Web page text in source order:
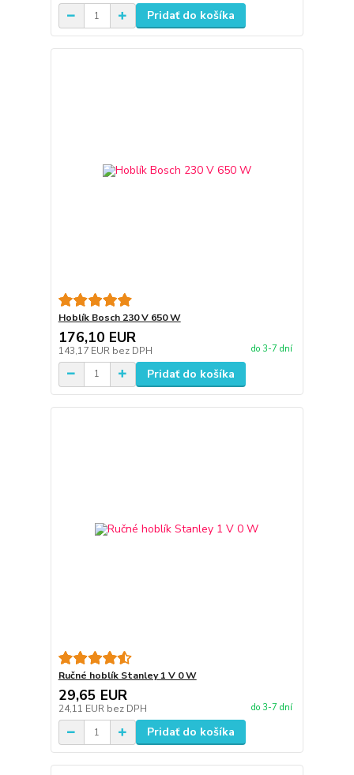
Pridať do košíka
Hoblík Bosch 230 V 650 W
176,10 EUR
143,17 EUR bez DPH do 3-7 dní
Pridať do košíka
Ručné hoblík Stanley 1 V 0 W
29,65 EUR
24,11 EUR bez DPH do 3-7 dní
Pridať do košíka